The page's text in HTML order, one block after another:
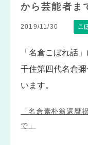
から芸能者ま
2019/11/30 こ
「名倉こぼれ話
千住第四代名倉
います。
「名倉素朴翁還
で」